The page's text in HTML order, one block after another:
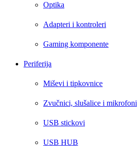
Optika
Adapteri i kontroleri
Gaming komponente
Periferija
Miševi i tipkovnice
Zvučnici, slušalice i mikrofoni
USB stickovi
USB HUB